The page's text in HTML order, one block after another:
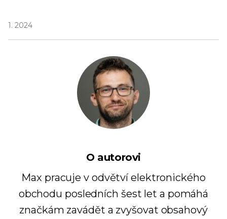
1. 2024
O autorovi
Max pracuje v odvětví elektronického
obchodu posledních šest let a pomáhá
značkám zavádět a zvyšovat obsahový